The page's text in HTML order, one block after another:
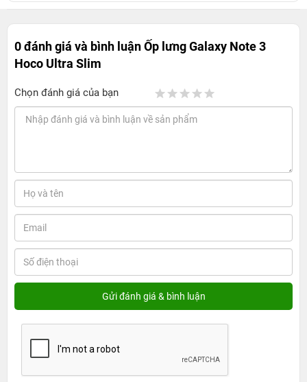
0 đánh giá và bình luậnỐp lưng Galaxy Note 3
Hoco Ultra Slim
Chọn đánh giá của bạn